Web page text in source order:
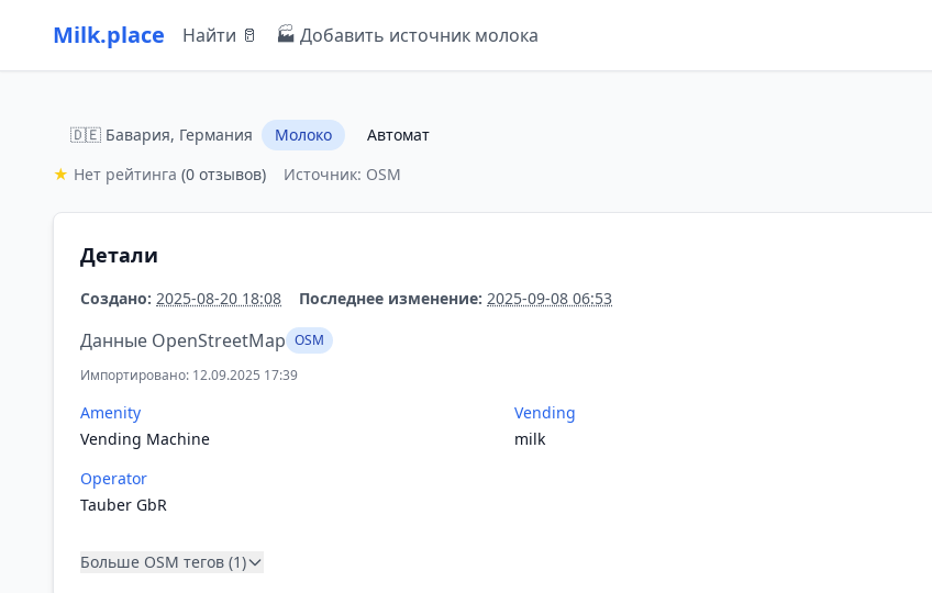
Milk.place Найти 🥛 🏭 Добавить источник молока
🇩🇪 Бавария, Германия Молоко
Автомат
★ Нет рейтинга (0 отзывов) Источник: OSM
Детали
Создано: 2025-08-20 18:08 Последнее изменение: 2025-09-08 06:53
Данные OpenStreetMap OSM
Импортировано: 12.09.2025 17:39
Amenity
Vending Machine
Vending
milk
Operator
Tauber GbR
Больше OSM тегов (1)